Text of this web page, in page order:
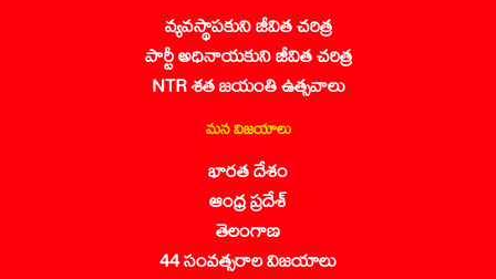
వ్యవస్థాపకుని జీవిత చరిత్ర
పార్టీ అధినాయకుని జీవిత చరిత్ర
NTR శత జయంతి ఉత్సవాలు
మన విజయాలు
భారత దేశం
ఆంధ్ర ప్రదేశ్
తెలంగాణ
44 సంవత్సరాల విజయాలు